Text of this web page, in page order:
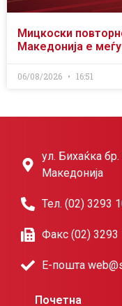
Мицкоски
Македонија е
06/08/2026 16:51
ул. Бихаќка
Македонија
Тел. (02) 3293
Факс (02) 3293
Е-пошта
Почетна